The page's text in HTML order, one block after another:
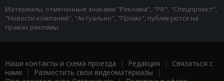
Материалы, отмеченные знаками "Реклама", "PR", "Спецпроект",
"Новости компаний", "Актуально", "Промо", публикуются на
правах рекламы.
Наши контакты и схема проезда | Редакция | Связаться с
нами | Разместить свои видеоматериалы |